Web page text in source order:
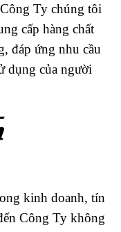
Ty chúng tôi
cấp hàng chất
đáp ứng nhu cầu
dụng của người
kinh doanh, tín
Công Ty không